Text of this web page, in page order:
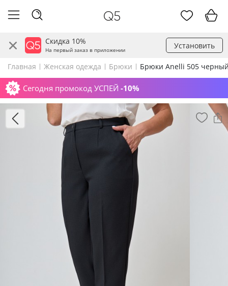
Скидка 10%
На первый заказ в приложении Установить
Главная Женская одежда Брюки Брюки Anelli 505
Сегодня промокод УСПЕЙ -10%